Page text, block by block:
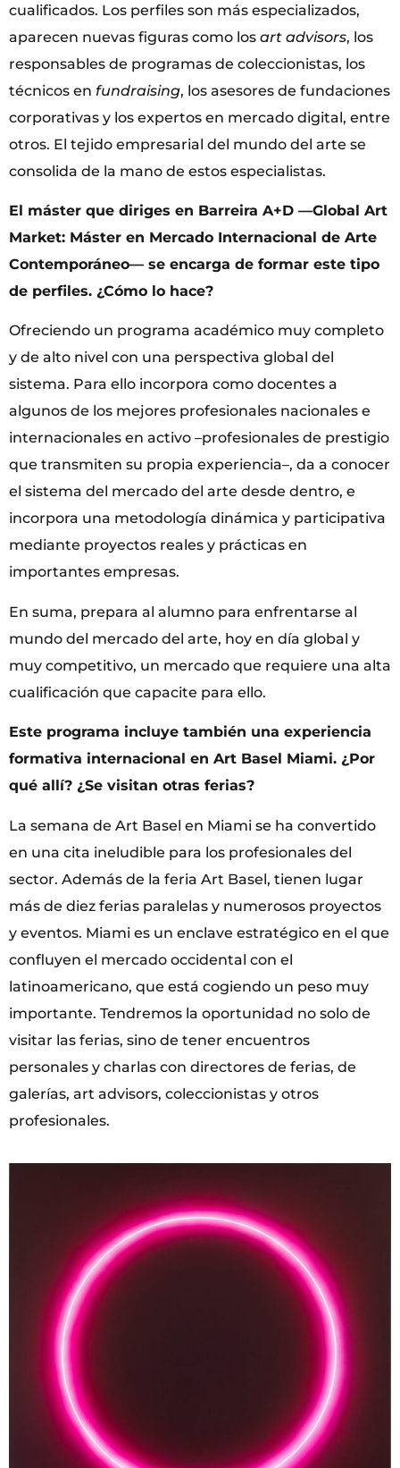
cualificados. Los perfiles son más especializados,
aparecen nuevas figuras como los art advisors, los
responsables de programas de coleccionistas, los
técnicos en fundraising, los asesores de fundaciones
corporativas y los expertos en mercado digital, entre
otros. El tejido empresarial del mundo del arte se
consolida de la mano de estos especialistas.
El máster que diriges en Barreira A+D —Global Art
Market: Máster en Mercado Internacional de Arte
Contemporáneo— se encarga de formar este tipo
de perfiles. ¿Cómo lo hace?
Ofreciendo un programa académico muy completo
y de alto nivel con una perspectiva global del
sistema. Para ello incorpora como docentes a
algunos de los mejores profesionales nacionales e
internacionales en activo –profesionales de prestigio
que transmiten su propia experiencia–, da a conocer
el sistema del mercado del arte desde dentro, e
incorpora una metodología dinámica y participativa
mediante proyectos reales y prácticas en
importantes empresas.
En suma, prepara al alumno para enfrentarse al
mundo del mercado del arte, hoy en día global y
muy competitivo, un mercado que requiere una alta
cualificación que capacite para ello.
Este programa incluye también una experiencia
formativa internacional en Art Basel Miami. ¿Por
qué allí? ¿Se visitan otras ferias?
La semana de Art Basel en Miami se ha convertido
en una cita ineludible para los profesionales del
sector. Además de la feria Art Basel, tienen lugar
más de diez ferias paralelas y numerosos proyectos
y eventos. Miami es un enclave estratégico en el que
confluyen el mercado occidental con el
latinoamericano, que está cogiendo un peso muy
importante. Tendremos la oportunidad no solo de
visitar las ferias, sino de tener encuentros
personales y charlas con directores de ferias, de
galerías, art advisors, coleccionistas y otros
profesionales.